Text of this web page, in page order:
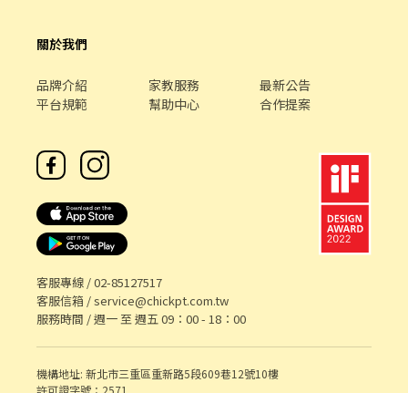
關於我們
品牌介紹 家教服務
最新公告
平台規範
幫助中心 合作提案
客服專線 /02-85127517
客服信箱 /service@chickpt.com.tw
服務時間 / 週一 至 週五 09：00 - 18：00
機構地址: 新北市三重區重新路5段609巷12號10樓
許可證字號：2571